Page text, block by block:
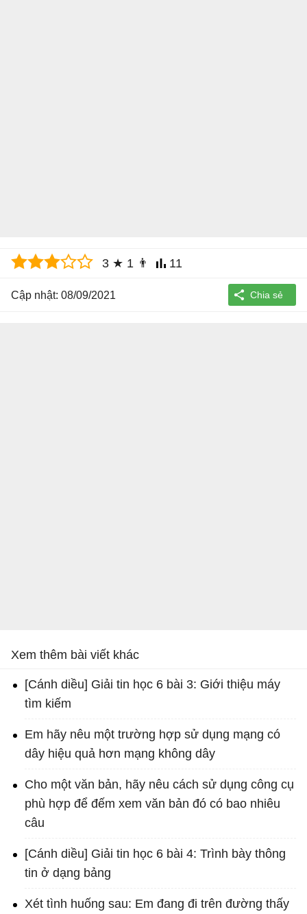
3 ★ 1 👨 11
Cập nhật: 08/09/2021
Xem thêm bài viết khác
[Cánh diều] Giải tin học 6 bài 3: Giới thiệu máy
tìm kiếm
Em hãy nêu một trường hợp sử dụng mạng có
dây hiệu quả hơn mạng không dây
Cho một văn bản, hãy nêu cách sử dụng công cụ
phù hợp để đếm xem văn bản đó có bao nhiêu
câu
[Cánh diều] Giải tin học 6 bài 4: Trình bày thông
tin ở dạng bảng
Xét tình huống sau: Em đang đi trên đường thấy